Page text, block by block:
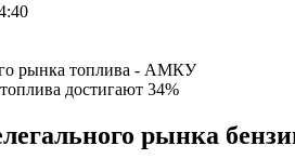
достигают 34%
рынка